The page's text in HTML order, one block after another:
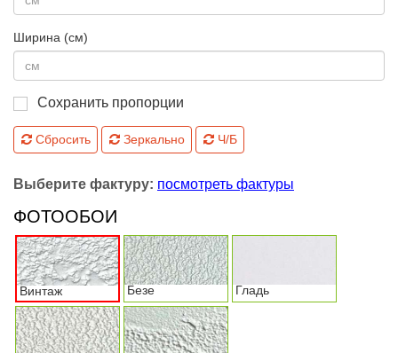
Ширина (см)
Сохранить пропорции
Сбросить Зеркально Ч/Б
Выберите фактуру: посмотреть фактуры
ФОТООБОИ
Винтаж Безе Гладь